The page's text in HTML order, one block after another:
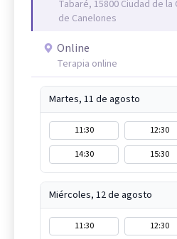
Tabaré, 15800 Ciudad de
de Canelones
Online
Terapia online
Martes, 11 de agosto
11:30 12:30
14:30
15:30
Miércoles, 12 de agosto
11:30 12:30